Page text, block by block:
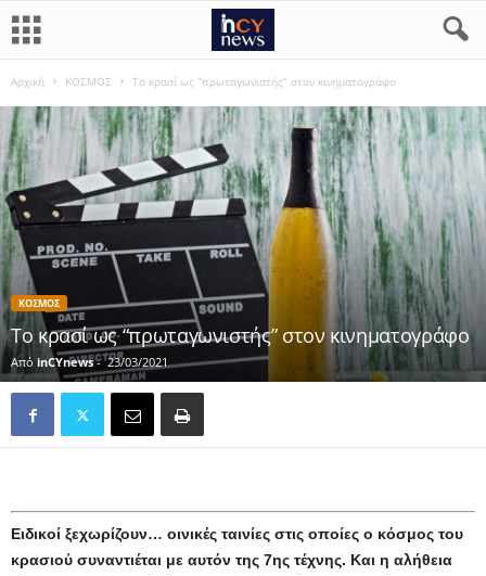
Αρχική ΚΟΣΜΟΣ Το κρασί ως “πρωταγωνιστής” στον κινηματογράφο
ΚΟΣΜΟΣ
Το κρασί ως “πρωταγωνιστής” στον κινηματογράφο
Από inCYnews- 23/03/2021
Ειδικοί ξεχωρίζουν… οινικές ταινίες στις οποίες ο κόσμος του
κρασιού συναντιέται με αυτόν της 7ης τέχνης. Και η αλήθεια